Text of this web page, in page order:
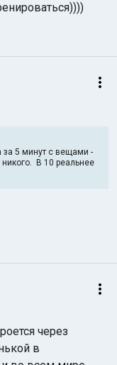
за 5 минут с вещами -
В 10 реальнее
через
в